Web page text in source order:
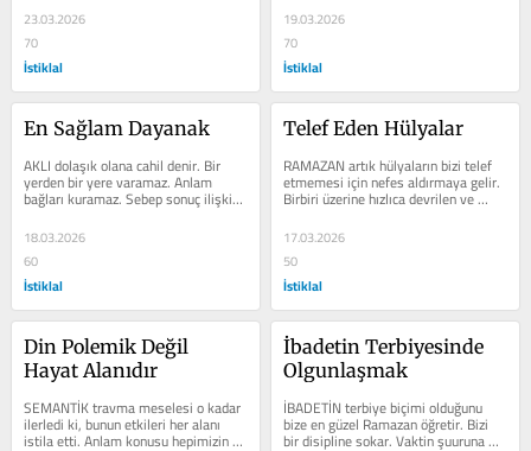
23.03.2026
70
İstiklal
19.03.2026
70
İstiklal
En Sağlam Dayanak
AKLI dolaşık olana cahil denir. Bir
yerden bir yere varamaz. Anlam
bağları kuramaz. Sebep sonuç ilişkisi
tesis edemez. Cahil bir şeye ya...
18.03.2026
60
İstiklal
Telef Eden Hülyalar
RAMAZAN artık hülyaların bizi telef
etmemesi için nefes aldırmaya gelir.
Birbiri üzerine hızlıca devrilen ve
17.03.2026
50
İstiklal
Din Polemik Değil
Hayat Alanıdır
SEMANTİK travma meselesi o kadar
ilerledi ki, bunun etkileri her alanı
istila etti. Anlam konusu hepimizin
İbadetin Terbiyesinde
Olgunlaşmak
İBADETİN terbiye biçimi olduğunu
bize en güzel Ramazan öğretir. Bizi
bir disipline sokar. Vaktin şuuruna